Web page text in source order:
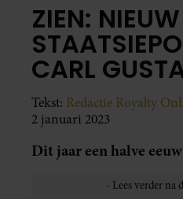
ZIEN: NIEUW
CARL
Tekst: Redactie Royalty
2 januari 2023
Dit jaar een halve